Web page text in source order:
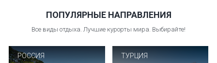
ПОПУЛЯРНЫЕ НАПРАВЛЕНИЯ
Все виды отдыха. Лучшие курорты мира. Выбирайте!
РОСCИЯ ТУРЦИЯ